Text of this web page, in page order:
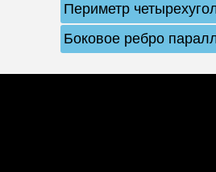
Периметр
Боковое ребро